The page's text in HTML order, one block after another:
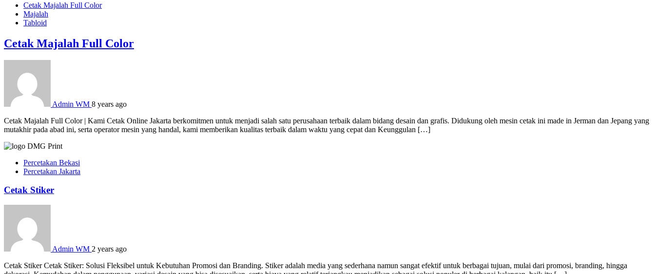
Cetak Majalah Full Color
Majalah
Tabloid
Cetak Majalah Full Color
Admin WM 8 years ago
Cetak Majalah Full Color | Kami Cetak Online Jakarta berkomitmen untuk menjadi salah satu perusahaan terbaik dalam bidang desain dan grafis. Didukung oleh mesin cetak ini made in Jerman dan Jepang yang
mutakhir pada abad ini, serta operator mesin yang handal, kami memberikan kualitas terbaik dalam waktu yang cepat dan Keunggulan […]
Percetakan Bekasi
Percetakan Jakarta
Cetak Stiker
Admin WM 2 years ago
Cetak Stiker Cetak Stiker: Solusi Fleksibel untuk Kebutuhan Promosi dan Branding. Stiker adalah media yang sederhana namun sangat efektif untuk berbagai tujuan, mulai dari promosi, branding, hingga